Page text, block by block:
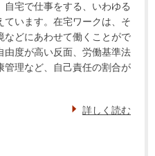
宅で仕事をする、いわゆる
ています。在宅ワークは、そ
などにあわせて働くことがで
由度が高い反面、労働基準法
管理など、自己責任の割合が
詳しく読む